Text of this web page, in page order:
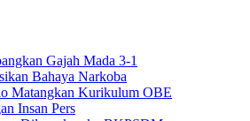
Gajah Mada 3-1
Bahaya Narkoba
Matangkan Kurikulum OBE
Insan Pers